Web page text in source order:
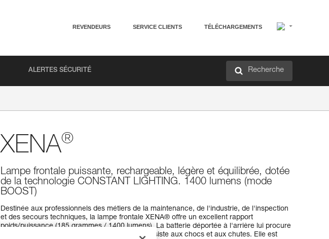
REVENDEURS SERVICE CLIENTS TÉLÉCHARGEMENTS
ALERTES SÉCURITÉ Recherche
XENA®
Lampe frontale puissante, rechargeable, légère et équilibrée, dotée
de la technologie CONSTANT LIGHTING. 1400 lumens (mode
BOOST)
Destinée aux professionnels des métiers de la maintenance, de l'industrie, de l'inspection
et des secours techniques, la lampe frontale XENA® offre un excellent rapport
poids/puissance (185 grammes / 1400 lumens). La batterie déportée à l'arrière lui procure
un port équilibré et confortable. Robuste, elle résiste aux chocs et aux chutes. Elle est